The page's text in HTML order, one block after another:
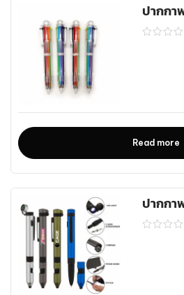
Read more